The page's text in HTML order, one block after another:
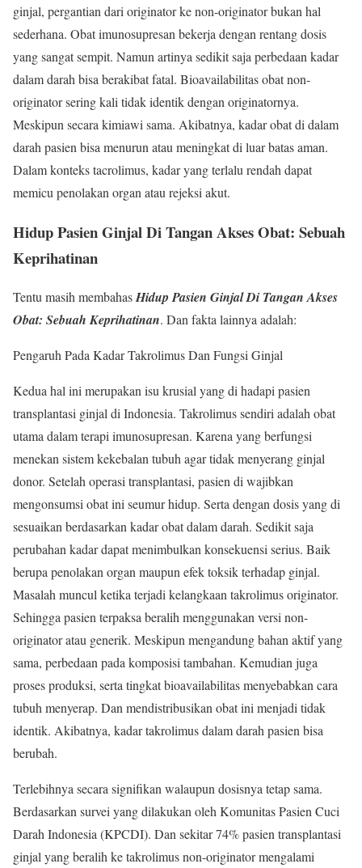
ginjal, pergantian dari originator ke non-originator bukan hal
sederhana. Obat imunosupresan bekerja dengan rentang dosis
yang sangat sempit. Namun artinya sedikit saja perbedaan kadar
dalam darah bisa berakibat fatal. Bioavailabilitas obat non-
originator sering kali tidak identik dengan originatornya.
Meskipun secara kimiawi sama. Akibatnya, kadar obat di dalam
darah pasien bisa menurun atau meningkat di luar batas aman.
Dalam konteks tacrolimus, kadar yang terlalu rendah dapat
memicu penolakan organ atau rejeksi akut.
Hidup Pasien Ginjal Di Tangan Akses Obat: Sebuah
Keprihatinan
Tentu masih membahasHidup Pasien Ginjal Di Tangan Akses
Obat: Sebuah Keprihatinan. Dan fakta lainnya adalah:
Pengaruh Pada Kadar Takrolimus Dan Fungsi Ginjal
Kedua hal ini merupakan isu krusial yang di hadapi pasien
transplantasi ginjal di Indonesia. Takrolimus sendiri adalah obat
utama dalam terapi imunosupresan. Karena yang berfungsi
menekan sistem kekebalan tubuh agar tidak menyerang ginjal
donor. Setelah operasi transplantasi, pasien di wajibkan
mengonsumsi obat ini seumur hidup. Serta dengan dosis yang di
sesuaikan berdasarkan kadar obat dalam darah. Sedikit saja
perubahan kadar dapat menimbulkan konsekuensi serius. Baik
berupa penolakan organ maupun efek toksik terhadap ginjal.
Masalah muncul ketika terjadi kelangkaan takrolimus originator.
Sehingga pasien terpaksa beralih menggunakan versi non-
originator atau generik. Meskipun mengandung bahan aktif yang
sama, perbedaan pada komposisi tambahan. Kemudian juga
proses produksi, serta tingkat bioavailabilitas menyebabkan cara
tubuh menyerap. Dan mendistribusikan obat ini menjadi tidak
identik. Akibatnya, kadar takrolimus dalam darah pasien bisa
berubah.
Terlebihnya secara signifikan walaupun dosisnya tetap sama.
Berdasarkan survei yang dilakukan oleh Komunitas Pasien Cuci
Darah Indonesia (KPCDI). Dan sekitar 74% pasien transplantasi
ginjal yang beralih ke takrolimus non-originator mengalami